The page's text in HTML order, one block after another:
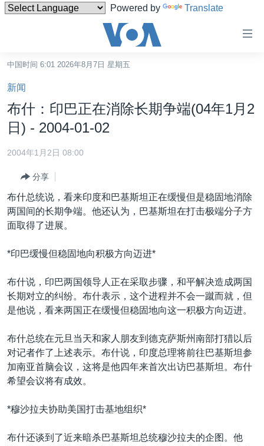
Powered by Translate
碍
链
接
内
转
到
导
到
检
索
中国
国际
最新国际新闻
印太
非洲
美洲
全球议题
分类新闻
经济·金融·贸易
军事
劳工
美中关系
国会报道
美中关系
美国建国250周年
埃博拉疫情
美国之音专访
台海两岸关系
南中国海争端
VOA今日焦点
中文广播
关注我们
中国时间 6:01 2026年8月7日 星期五
新闻
布什：印巴正在消除长期争端(04年1月2
日) - 2004-01-02
2004年1月2日 08:00
分享
布什总统说，看来印度和巴基斯坦正在缓慢但是稳固地消除
两国间的长期争端。他还认为，巴基斯坦在打击极端分子方
面取得了进展。
*印巴缓慢但稳固地向积极方向迈进*
布什说，印巴两国领导人正在采取步骤，和平解决造成两国
长期对立的纠纷。布什表示，这个进程并不会一蹴而就，但
是他说，看来两国正在缓慢但稳固地向这一积极方向迈进。
布什总统在元旦当天和家人朋友到德克萨斯州南部打猎以后
对记者作了上述表示。布什说，印度总理将前往巴基斯坦参
加南亚首脑会议，这将是他四年来首次出访巴基斯坦。布什
希望会议将有成效。
*穆沙拉夫协助美国打击基地组织*
布什还谈到了近来暗杀巴基斯坦总统穆沙拉夫的企图。他